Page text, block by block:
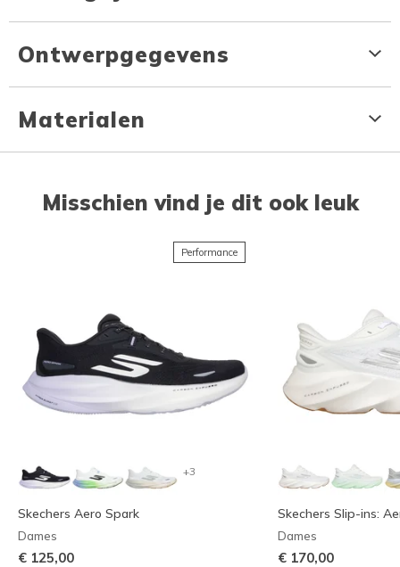
Ontwerpgegevens
Materialen
Misschien vind je dit ook leuk
Performance
+3
Skechers Aero Spark
Dames
€ 125,00
Skechers Slip-ins:
Dames
€ 170,00